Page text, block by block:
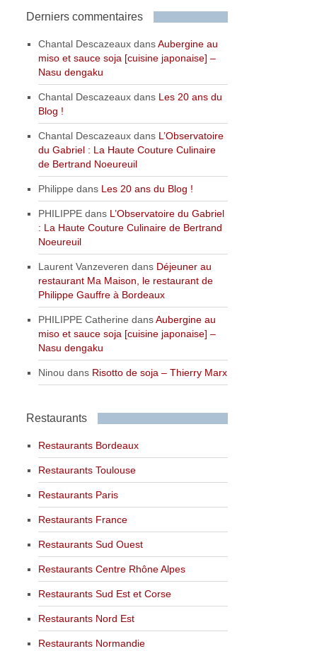
Derniers commentaires
Chantal Descazeaux dansAubergine au
miso et sauce soja [cuisine japonaise] –
Nasu dengaku
Chantal Descazeaux dans Les 20 ans du
Blog !
Chantal Descazeaux dans L’Observatoire
du Gabriel : La Haute Couture Culinaire
de Bertrand Noeureuil
Philippe dans Les 20 ans du Blog !
PHILIPPE dans L’Observatoire du Gabriel
: La Haute Couture Culinaire de Bertrand
Noeureuil
Laurent Vanzeveren dans Déjeuner au
restaurant Ma Maison, le restaurant de
Philippe Gauffre à Bordeaux
PHILIPPE Catherine dansAubergine au
miso et sauce soja [cuisine japonaise] –
Nasu dengaku
Ninou dans Risotto de soja – Thierry Marx
Restaurants
Restaurants Bordeaux
Restaurants Toulouse
Restaurants Paris
Restaurants France
Restaurants Sud Ouest
Restaurants Centre Rhône Alpes
Restaurants Sud Est et Corse
Restaurants Nord Est
Restaurants Normandie